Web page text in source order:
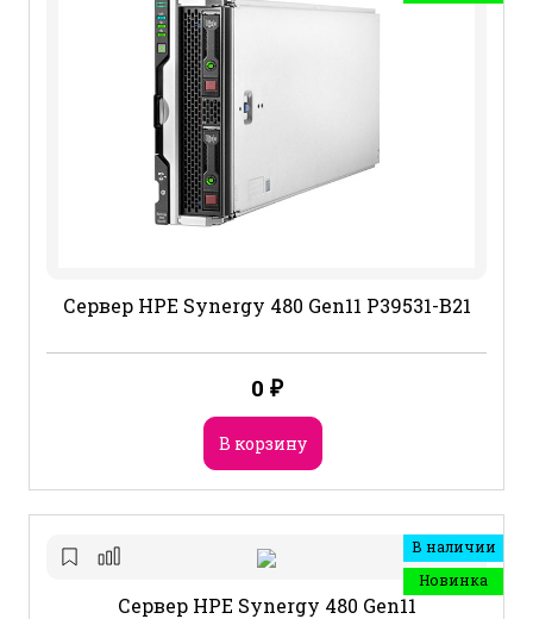
Сервер HPE Synergy 480 Gen11 P39531-B21
0 ₽
В корзину
В наличии
Новинка
Сервер HPE Synergy 480 Gen11